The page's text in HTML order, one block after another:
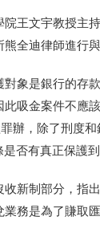
院王文宇教授主
全迪律師進行與
對象是銀行的存
吸金案件不應
辦，除了刑度
是否有真正保護
新制部分，指
務是為了賺取